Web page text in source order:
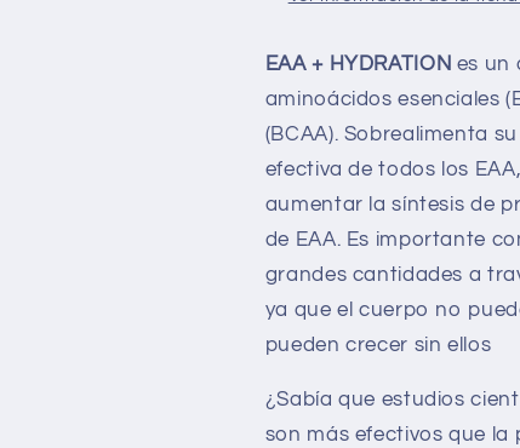
EAA + HYDRATION es un
aminoácidos esenciales
(BCAA). Sobrealimenta
efectiva de todos los
aumentar la síntesis de
de EAA. Es importante
grandes cantidades a
ya que el cuerpo no
pueden crecer sin ellos
¿Sabía que estudios
son más efectivos que